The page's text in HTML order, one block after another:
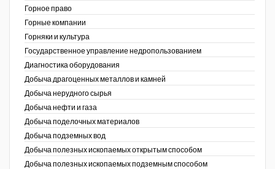
Горное право
Горные компании
Горняки и культура
Государственное управление недропользованием
Диагностика оборудования
Добыча драгоценных металлов и камней
Добыча нерудного сырья
Добыча нефти и газа
Добыча поделочных материалов
Добыча подземных вод
Добыча полезных ископаемых открытым способом
Добыча полезных ископаемых подземным способом
Уголь Кузбасса
Химагрегаты
Coal People Magazine
PWC